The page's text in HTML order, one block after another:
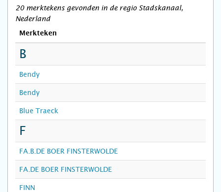
20 merktekens gevonden in de regio Stadskanaal,
Nederland
Merkteken
B
Bendy
Bendy
Blue Traeck
F
FA.B.DE BOER FINSTERWOLDE
FA.DE BOER FINSTERWOLDE
FINN